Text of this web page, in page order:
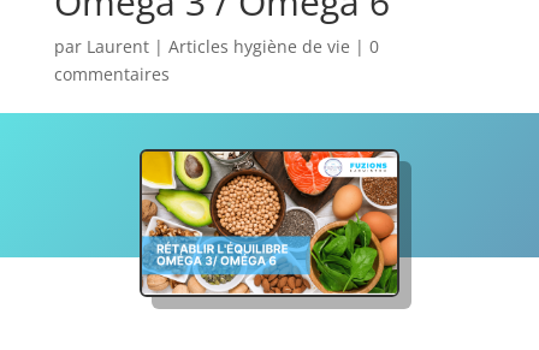
par Laurent| Articles hygiène de vie | 0
commentaires